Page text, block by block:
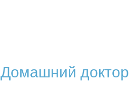
Домашний доктор